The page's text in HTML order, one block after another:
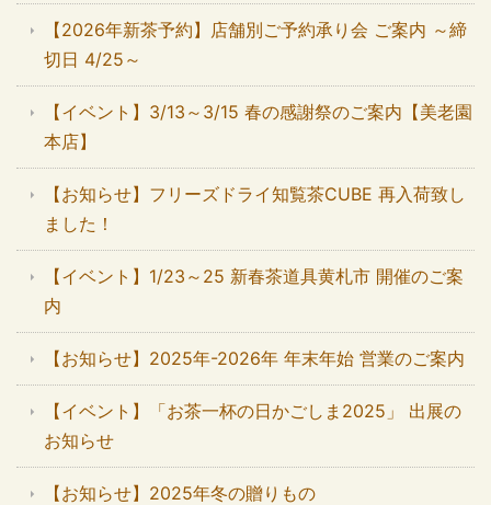
【2026年新茶予約】店舗別ご予約承り会 ご案内 ～締
切日 4/25～
【イベント】3/13～3/15 春の感謝祭のご案内【美老園
本店】
【お知らせ】フリーズドライ知覧茶CUBE 再入荷致し
ました！
【イベント】1/23～25 新春茶道具黄札市 開催のご案
内
【お知らせ】2025年-2026年 年末年始 営業のご案内
【イベント】「お茶一杯の日かごしま2025」 出展の
お知らせ
【お知らせ】2025年冬の贈りもの